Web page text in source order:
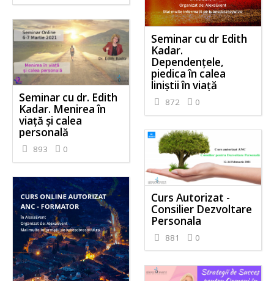
Seminar cu dr Edith
Kadar.
Dependențele,
piedica în calea
liniștii în viață
872 0
Seminar cu dr. Edith
Kadar. Menirea în
viață și calea
personală
893 0
Curs Autorizat -
Consilier Dezvoltare
Personala
881 0